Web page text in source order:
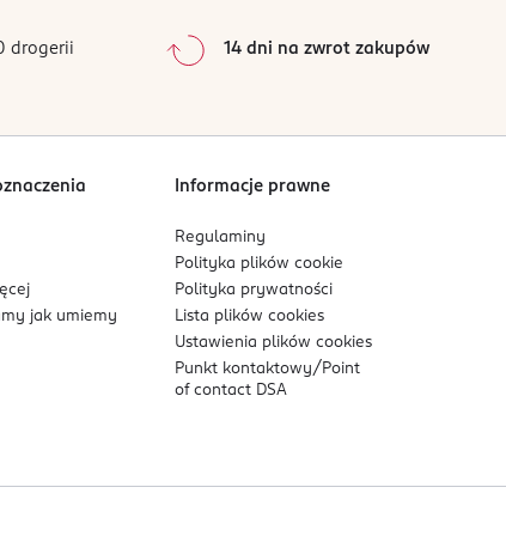
pielęgnacji, jak i przed ważnym
aby przywracać skórze młodzieńczą
0%
Sortowanie wgdata: od najnowszej
drogerii 14 dni na zwrot zakupów
jak umiemy
Informacje prawne
Regulaminy
Polityka plikówcookie
Polityka prywatności
Lista plikówcookies
Ustawienia plikówcookies
Punkt kontaktowy/ Point
of contact DSA